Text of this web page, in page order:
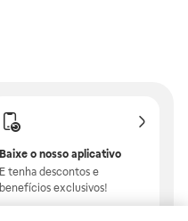
Baixe o nosso aplicativo
E tenha descontos e
benefícios exclusivos!